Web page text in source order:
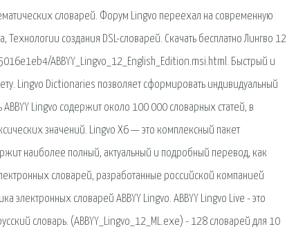
словарей. Форум Lingvo переехал на современную
создания DSL-словарей. Скачать бесплатно Лингво 12
ABBYY_Lingvo_12_English_Edition.msi.html. Быстрый и
Lingvo Dictionaries позволяет сформировать индивидуальный
Lingvo содержит около 100 000 словарных статей, в
значений. Lingvo X6 — это комплексный пакет
наиболее полный, актуальный и подробный перевод, как
словарей, разработанные российской компанией
электронных словарей ABBYY Lingvo. ABBYY Lingvo Live - это
словарь. (ABBYY_Lingvo_12_ML.exe) - 128 словарей для 10